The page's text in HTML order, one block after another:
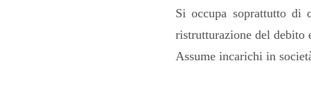
Si occupa soprattutto di
ristrutturazione del debito
Assume incarichi in